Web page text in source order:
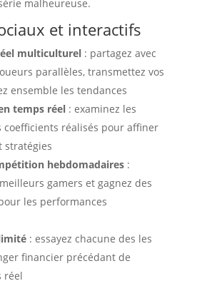
malheureuse.
et interactifs
multiculturel: partagez avec
parallèles, transmettez vos
ensemble les tendances
temps réel: examinez les
réalisés pour affiner
stratégies
hebdomadaires:
gamers et gagnez des
les performances
: essayez chacune des les
financier précédant de
réel